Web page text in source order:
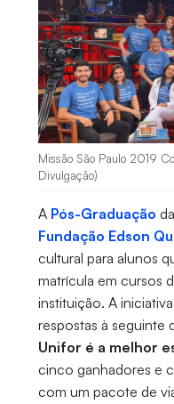
Missão São Paulo 2019
Divulgação)
A Pós-Graduação
Fundação Edson
cultural para alunos
matrícula em cursos
instituição. A
respostas à seguinte
Unifor é a melhor
cinco ganhadores e
com um pacote de